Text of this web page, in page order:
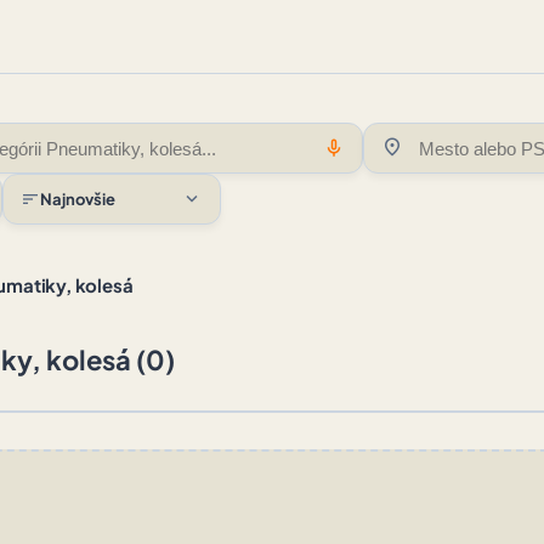
mic location_on
sortNajnovšie expand_more
kolesá
kolesá (0)